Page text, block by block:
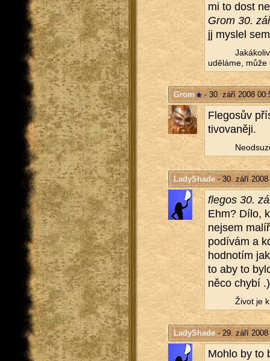
mi to dost
Grom 30.
jj mys­lel
udě­lá­me, může
Grom - 30. září 2008
Fle­go­sův
ti­vo­va­ně­ji.
LadyShade- 30. září 2008
fle­gos 30.
Ehm? Dílo,
nejsem
po­dí­vám a
hod­no­tím
to aby to
něco chybí .)
Život je
LadyShade- 29. září 2008
Mohlo by to